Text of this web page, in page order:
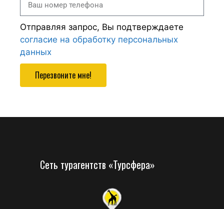
Отправляя запрос, Вы подтверждаете
согласие на обработку персональных
данных
Перезвоните мне!
Сеть турагентств «Турсфера»